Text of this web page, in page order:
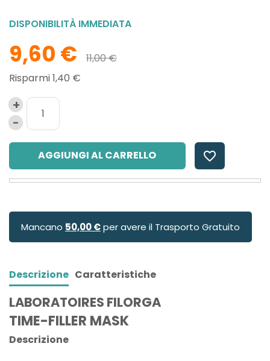
DISPONIBILITÀ IMMEDIATA
9,60 €
11,00 €
Risparmi 1,40 €
AGGIUNGI AL CARRELLO favorite_border
Mancano 50,00 €per avere il Trasporto Gratuito
Descrizione Caratteristiche
LABORATOIRES FILORGA
TIME-FILLER MASK
Descrizione